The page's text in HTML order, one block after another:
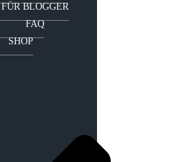
FÜR BLOGGER
FAQ
SHOP